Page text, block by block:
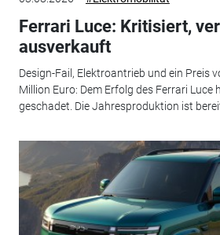
Ferrari Luce: Kritisiert,
ausverkauft
Design-Fail, Elektroantrieb und ein Preis
Million Euro: Dem Erfolg des Ferrari Luce
geschadet. Die Jahresproduktion ist